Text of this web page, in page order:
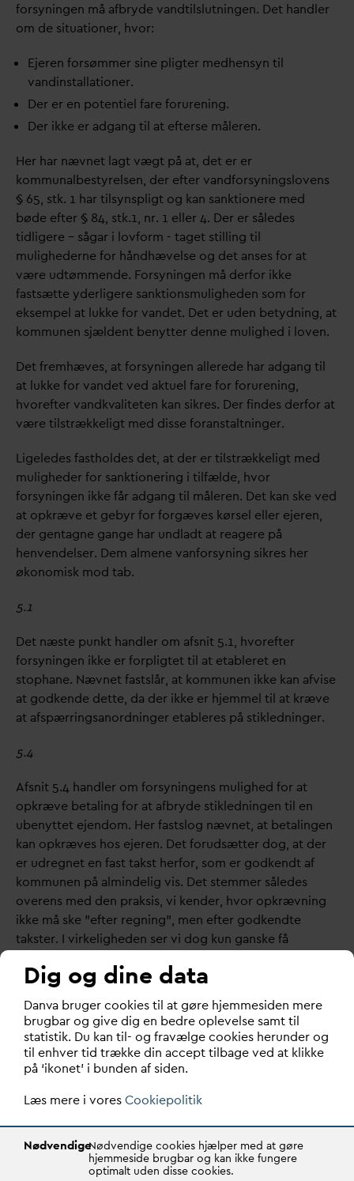
forsyningen må afbryde vandtilslutningen. Det handler
om de situationer, hvor:
Ejeren forsømmer sine pligter medhensyn til
vandinstallationer.
Der er en potentiel fare forurening.
Der ikke er adgang til at efterse måleren.
Her har nævnet lagt vægt på at, det er er
kommunalbestyrelsen, der efter vandforsyningslovens
§ 65, stk. 1 har tilsynspligt og kan sanktionere med
bøde efter § 84, stk.1, nr. 1 eller 4. Der er således
tidligere – sågar i lovform - taget stilling til
mulighederne for håndhævelse og det anses for at
være udtømmende. Forsyningen må derfor ikke
fastsætte yderligere sanktionsmuligheden som for
eksempel at lukke for vandet. Det er uden betydning, at
kommunen sjældent benytter denne mulighed i loven.
Det fremhæves, at forsyningen allerede har adgang til
at lukke for vandet ved aktuel fare for forurening,
hvorefter vandkvaliteten kan sikres. Der findes derfor at
være tilstrækkeligt med disse foranstaltninger.
Ligeledes fastholdes det, at der er tilstrækkeligt med
muligheder for sanktionering i tilfælde, hvor
forsyningen ikke får adgang til måleren. Det kan ske ved
at opkræve et gebyr for forgæves kørsel eller ejeren,
der gentagne gange har undladt at reagere på
henvendelser. Dem almene vanforsyning sikres her
økonomisk mod tab.
5.1
Det næste punkt handler om afsnit 5.1, hvorefter
forsyningen ikke er forpligtet til at etableret en
stophane. Nævnet fastslår, at kommunen ikke kan afvise
at godkende dette, da der ikke er hjemmel til at kræve
at afspærringsanordninger etableres på stikledninger.
5.4
Afsnit 5.4 handler om forsyningens mulighed for at
opkræve betaling for at afbryde stikledningen til en
ubenyttet ejendom. Her fastslog nævnet, at betalingen
kan opkræves hos ejeren. Det forudsætter dog, at der
er udregnet en fast takst herfor, som er godkendt af
kommunen på almindelig vis. Det stemmer således
overens med den praksis, vi kender, hvor opkrævning
ikke må ske ”efter regning”, men efter godkendte
takster. I virkeligheden ser vi dog kun ganske få
Punktet handler om brandhaner, deres dimensionering,
og hvem der har ansvaret. Nævnet finder her, at
forsyningen skal betale for nødvendige reduceringer af
Der er ikke hjemmel i lovgivningen til at pålægge
kommunen denne omkostning. Med andre ord er det
for lang tid siden nationalpolitisk besluttet, at det er de
lokale borgere i området (forsyningens medlemmer),
Dig og dine data
Danva bruger cookies til at gøre hjemmesiden mere
brugbar og give dig en bedre oplevelse samt til
statistik. Du kan til- og fravælge cookies herunder og
til enhver tid trække din accept tilbage ved at klikke
på ‘ikonet’ i bunden af siden.
Læs mere i voresCookiepolitik
NødvendigeNødvendige cookies hjælper med at gøre
hjemmeside brugbar og kan ikke fungere
optimalt uden disse cookies.